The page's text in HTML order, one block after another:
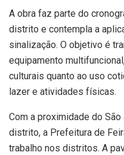
A obra faz parte do
distrito e contempla a
sinalização. O objetivo é
equipamento
culturais quanto ao uso
lazer e atividades físicas.
Com a proximidade do
distrito, a Prefeitura de
trabalho nos distritos. A